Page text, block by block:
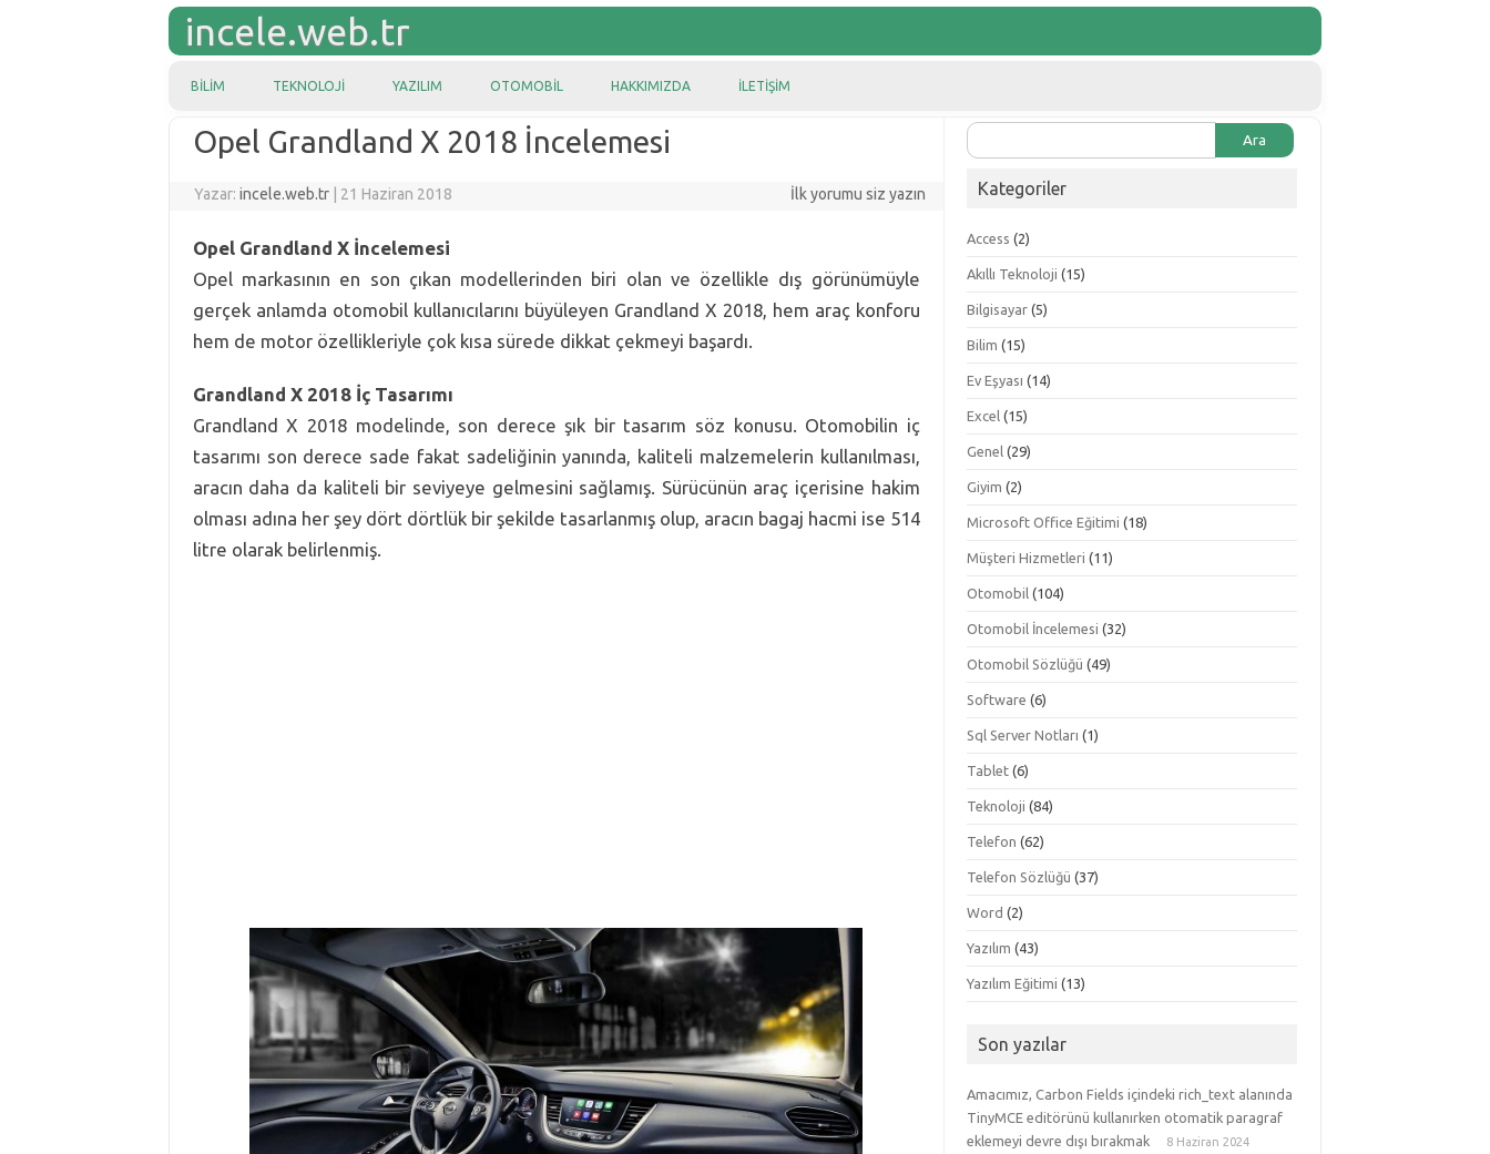
incele.web.tr
BILIM TEKNOLOJI YAZILIM OTOMOBIL HAKKIMIZDA İLETIŞIM
Opel Grandland X 2018 İncelemesi
Yazar:incele.web.tr 21 Haziran 2018 İlk yorumu siz yazın
Opel Grandland X İncelemesi
Opel markasının en son çıkan modellerinden biri olan ve özellikle dış görünümüyle
gerçek anlamda otomobil kullanıcılarını büyüleyen Grandland X 2018, hem araç konforu
hem de motor özellikleriyle çok kısa sürede dikkat çekmeyi başardı.
Grandland X 2018 İç Tasarımı
Grandland X 2018 modelinde, son derece şık bir tasarım söz konusu. Otomobilin iç
tasarımı son derece sade fakat sadeliğinin yanında, kaliteli malzemelerin kullanılması,
aracın daha da kaliteli bir seviyeye gelmesini sağlamış. Sürücünün araç içerisine hakim
olması adına her şey dört dörtlük bir şekilde tasarlanmış olup, aracın bagaj hacmi ise 514
litre olarak belirlenmiş.
Arama:
Kategoriler
Access (2)
Akıllı Teknoloji (15)
Bilgisayar (5)
Bilim (15)
Ev Eşyası (14)
Excel (15)
Genel (29)
Giyim (2)
Microsoft Office Eğitimi (18)
Müşteri Hizmetleri (11)
Otomobil (104)
Otomobil İncelemesi (32)
Otomobil Sözlüğü (49)
Software (6)
Sql Server Notları (1)
Tablet (6)
Teknoloji (84)
Telefon (62)
Telefon Sözlüğü (37)
Word (2)
Yazılım (43)
Yazılım Eğitimi (13)
Son yazılar
Amacımız, Carbon Fields içindeki rich_text alanında
TinyMCE editörünü kullanırken otomatik paragraf
eklemeyi devre dışı bırakmak
8 Haziran 2024